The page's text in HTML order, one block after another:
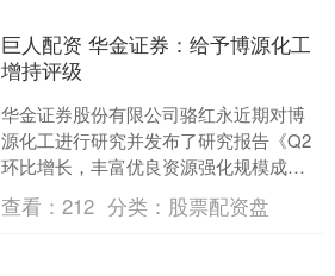
巨人配资 华金证券：给予博源化工
增持评级
华金证券股份有限公司骆红永近期对博
源化工进行研究并发布了研究报告《Q2
环比增长，丰富优良资源强化规模成本
优势》，给予博源化工增持评级。 博源
化工(000683)....
查看：212 分类： 股票配资盘